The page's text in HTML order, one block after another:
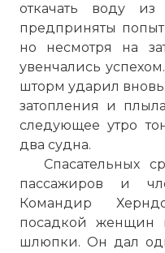
откачать воду
предприняты
но несмотря на
увенчались
шторм ударил
затопления и
следующее утро
два судна.
Спасательных
пассажиров и
Командир
посадкой женщин
шлюпки. Он дал